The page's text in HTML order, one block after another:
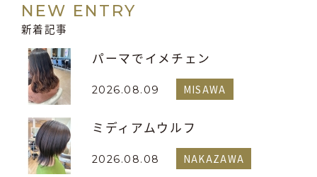
NEW ENTRY
新着記事
パーマでイメチェン
2026.08.09 MISAWA
ミディアムウルフ
2026.08.08 NAKAZAWA